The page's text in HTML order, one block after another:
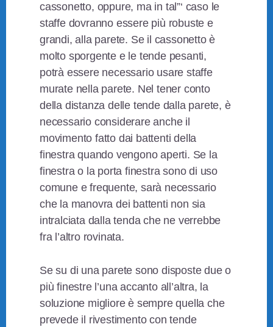
cassonetto, oppure, ma in tal”‘ caso le
staffe dovranno essere più robuste e
grandi, alla parete. Se il cassonetto è
molto sporgente e le tende pesanti,
potrà essere necessario usare staffe
murate nella parete. Nel tener conto
della distanza delle tende dalla parete, è
necessario considerare anche il
movimento fatto dai battenti della
finestra quando vengono aperti. Se la
finestra o la porta finestra sono di uso
comune e frequente, sarà necessario
che la manovra dei battenti non sia
intralciata dalla tenda che ne verrebbe
fra l’altro rovinata.
Se su di una parete sono disposte due o
più finestre l’una accanto all’altra, la
soluzione migliore è sempre quella che
prevede il rivestimento con tende